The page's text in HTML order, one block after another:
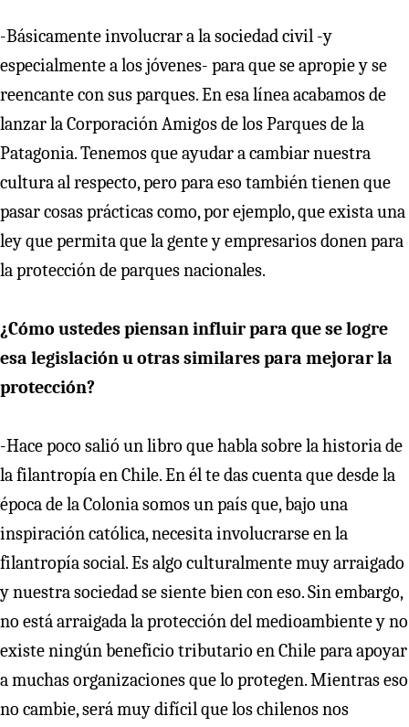
-Básicamente involucrar a la sociedad civil -y
especialmente a los jóvenes- para que se apropie y se
reencante con sus parques. En esa línea acabamos de
lanzar la Corporación Amigos de los Parques de la
Patagonia. Tenemos que ayudar a cambiar nuestra
cultura al respecto, pero para eso también tienen que
pasar cosas prácticas como, por ejemplo, que exista una
ley que permita que la gente y empresarios donen para
la protección de parques nacionales.
¿Cómo ustedes piensan influir para que se logre
esa legislación u otras similares para mejorar la
protección?
-Hace poco salió un libro que habla sobre la historia de
la filantropía en Chile. En él te das cuenta que desde la
época de la Colonia somos un país que, bajo una
inspiración católica, necesita involucrarse en la
filantropía social. Es algo culturalmente muy arraigado
y nuestra sociedad se siente bien con eso. Sin embargo,
no está arraigada la protección del medioambiente y no
existe ningún beneficio tributario en Chile para apoyar
a muchas organizaciones que lo protegen. Mientras eso
no cambie, será muy difícil que los chilenos nos